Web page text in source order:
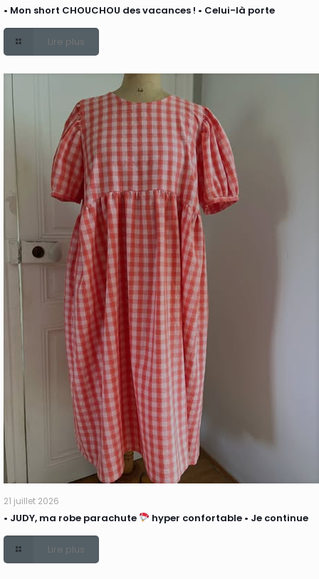
• Mon short CHOUCHOU des vacances ! • Celui-là porte
Lire plus
21 juillet 2026
• JUDY, ma robe parachute hyper confortable • Je continue
Lire plus